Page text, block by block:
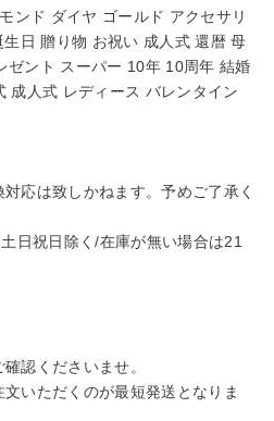
ンド ダイヤ ゴールド アクセサリ
日 贈り物 お祝い 成人式 還暦 母
ゼント スーパー 10年 10周年 結婚
成人式 レディース バレンタイン
応は致しかねます。予めご了承く
日祝日除く/在庫が無い場合は21
認くださいませ。
いただくのが最短発送となりま